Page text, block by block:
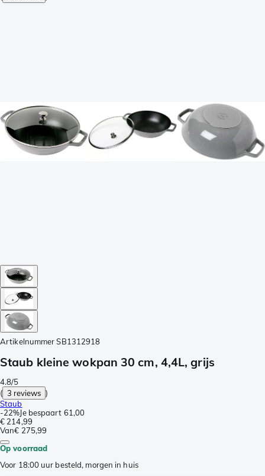
Artikelnummer SB1312918
Staub kleine wokpan 30 cm, 4,4L, grijs
4.8/5
( 3 reviews )
Staub
-22%Je bespaart 61,00
€ 214,99
Van€ 275,99
Op voorraad
Voor 18:00 uur besteld, morgen in huis